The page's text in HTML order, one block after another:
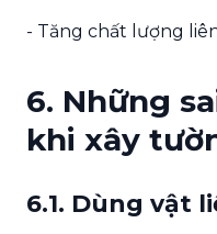
- Tăng chất lượng
6. Những
khi xây
6.1. Dùng vật